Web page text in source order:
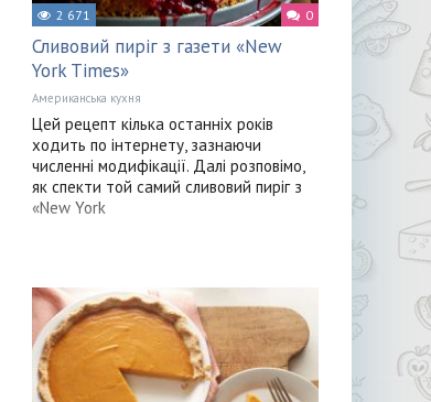
2 671 0
Сливовий пиріг з газети «New
York Times»
Американська кухня
Цей рецепт кілька останніх років
ходить по інтернету, зазнаючи
численні модифікації. Далі розповімо,
як спекти той самий сливовий пиріг з
«New York